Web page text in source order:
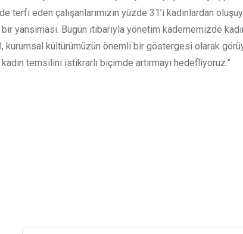
eden çalışanlarımızın yüzde 31’i kadınlardan
yansıması. Bugün itibarıyla yönetim kadememizde
kültürümüzün önemli bir göstergesi olarak
temsilini istikrarlı biçimde artırmayı hedefliyoruz.”